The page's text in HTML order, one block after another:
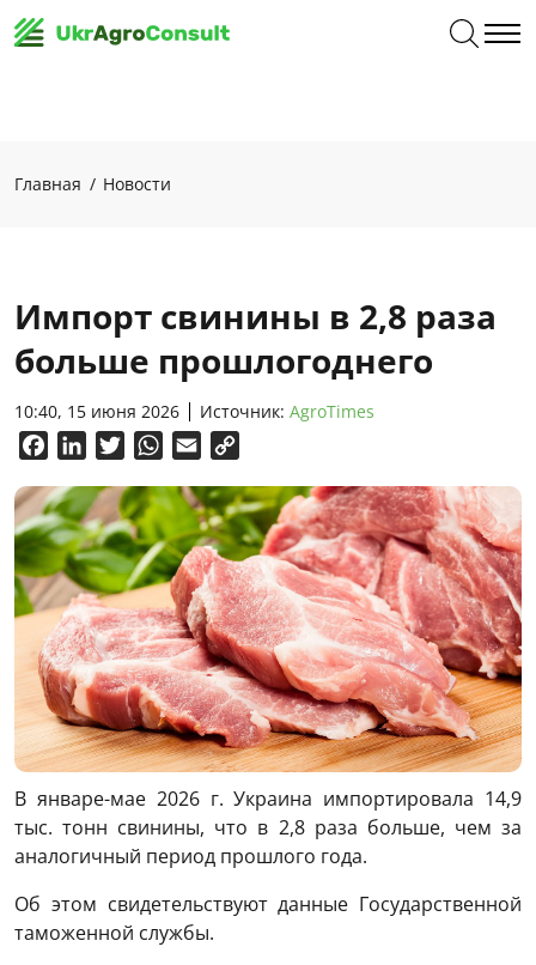
Главная Новости
Импорт свинины в 2,8 раза
больше прошлогоднего
10:40, 15 июня 2026 Источник: AgroTimes
FacebookLinkedInTwitterWhatsApp
Email
В январе-мае 2026 г. Украина импортировала 14,9
тыс. тонн свинины, что в 2,8 раза больше, чем за
аналогичный период прошлого года.
Об этом свидетельствуют данные Государственной
таможенной службы.